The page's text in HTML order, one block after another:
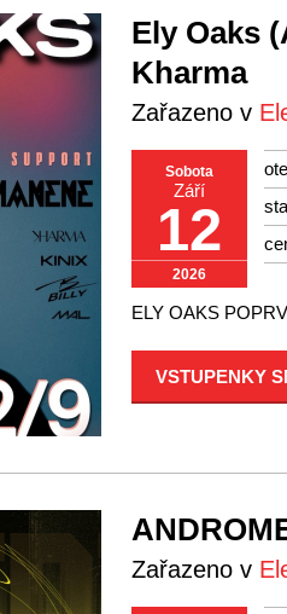
Ely Oaks
Kharma
Zařazeno v
Sobota
Září
12
2026
ELY OAKS
VSTUPENKY
Zařazeno v